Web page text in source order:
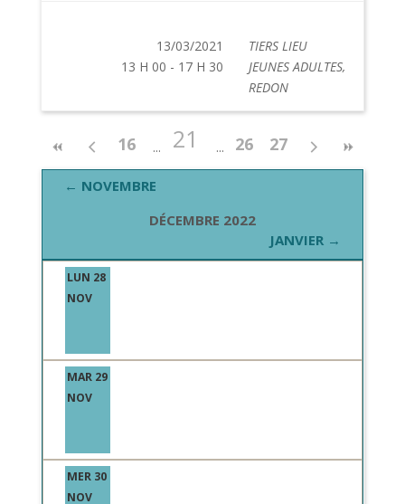
13/03/2021
13 H 00 - 17 H 30
TIERS LIEU
JEUNES ADULTES,
REDON
16 21 26 27
← NOVEMBRE
DÉCEMBRE 2022
JANVIER →
LUN 28
NOV
MAR 29
NOV
MER 30
NOV